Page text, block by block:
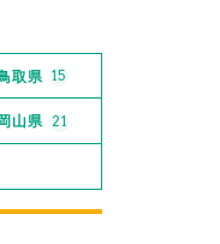
取県 15
山県 21